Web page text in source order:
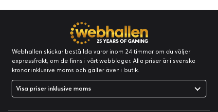
Barn har roligt när de bygger turnébussen, som kan öppnas
Webhallen skickar beställda varor inom 24 timmar om du väljer
expressfrakt, om de finns i vårt webblager. Alla priser är i svenska
kronor inklusive moms och gäller även i butik.
Visa priser inklusive moms